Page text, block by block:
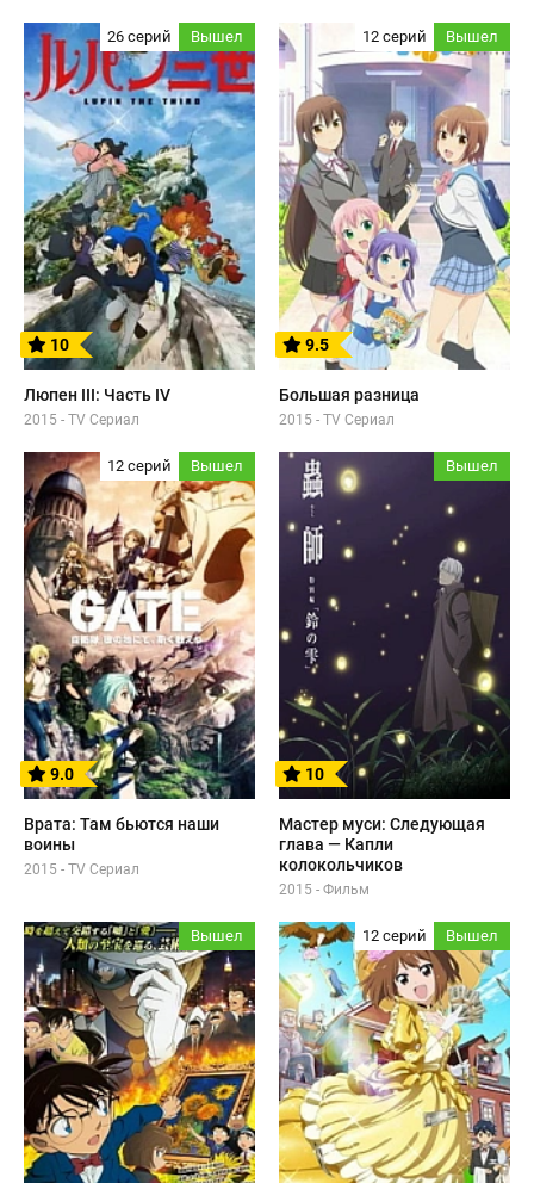
26 серий Вышел
10
Люпен III: Часть IV
2015 - TV Сериал
12 серий Вышел
9.5
Большая разница
2015 - TV Сериал
12 серий Вышел
9.0
Врата: Там бьются наши
воины
2015 - TV Сериал
Вышел
10
Мастер муси: Следующая
глава — Капли
колокольчиков
2015 - Фильм
Вышел 12 серий Вышел